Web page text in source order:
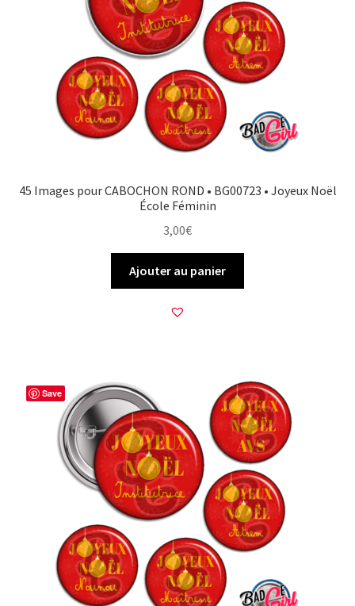
45 Images pour CABOCHON ROND • BG00723 • Joyeux Noël
École Féminin
3,00€
Ajouter au panier
Save